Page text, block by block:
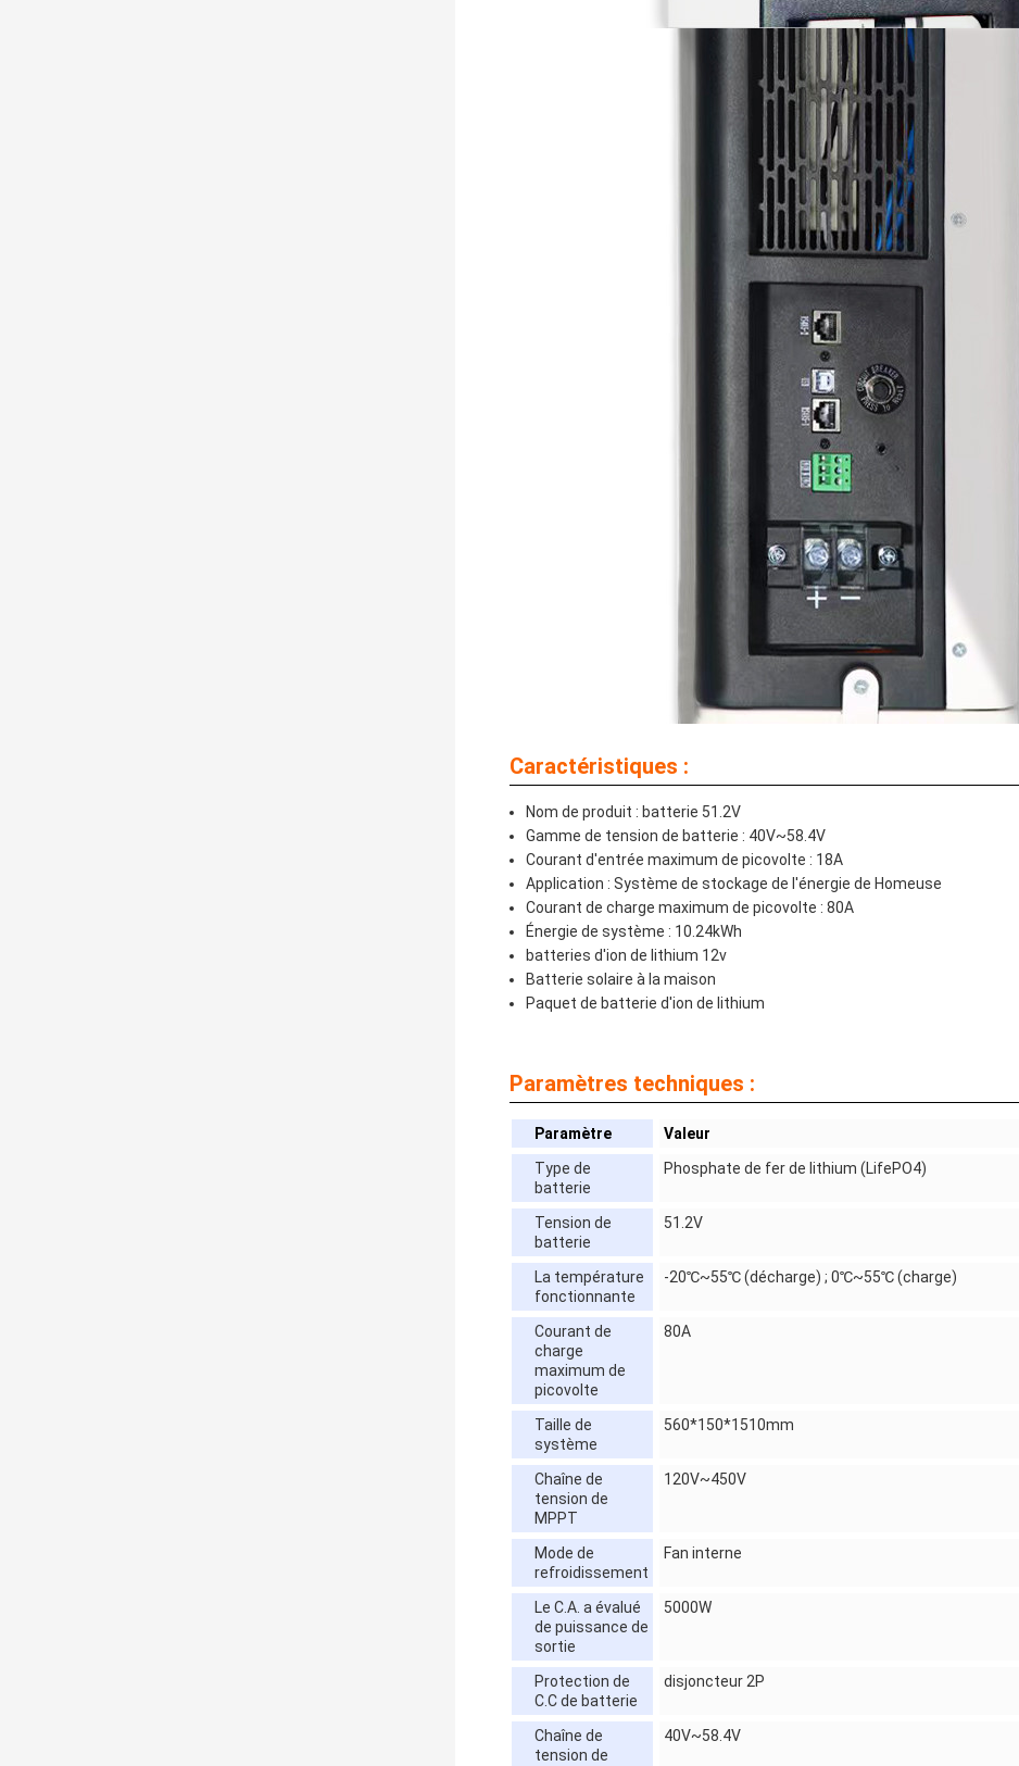
Caractéristiques :
Nom de produit : batterie 51.2V
Gamme de tension de batterie : 40V~58.4V
Courant d'entrée maximum de picovolte : 18A
Application : Système de stockage de l'énergie de Homeuse
Courant de charge maximum de picovolte : 80A
Énergie de système : 10.24kWh
batteries d'ion de lithium 12v
Batterie solaire à la maison
Paquet de batterie d'ion de lithium
Paramètres techniques :
Paramètre
Valeur
Type de
batterie
Phosphate de fer de lithium (LifePO4)
Tension de
batterie
51.2V
La température
fonctionnante
-20℃~55℃ (décharge) ; 0℃~55℃ (charge)
Courant de
charge
maximum de
picovolte
80A
Taille de
système
560*150*1510mm
Chaîne de
tension de
MPPT
120V~450V
Mode de
refroidissement
Fan interne
Le C.A. a évalué
de puissance de
sortie
5000W
Protection de
C.C de batterie
disjoncteur 2P
Chaîne de
tension de
40V~58.4V